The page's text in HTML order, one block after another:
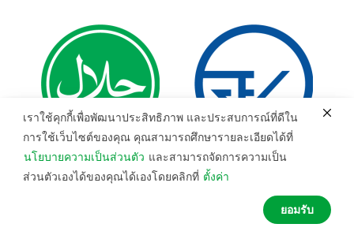
Wishlist
เราใช้คุกกี้เพื่อพัฒนาประสิทธิภาพ และประสบการณ์ที่ดีใน
การใช้เว็บไซต์ของคุณ คุณสามารถศึกษารายละเอียดได้ที่
นโยบายความเป็นส่วนตัว และสามารถจัดการความเป็น
ส่วนตัวเองได้ของคุณได้เองโดยคลิกที่ ตั้งค่า
ยอมรับ